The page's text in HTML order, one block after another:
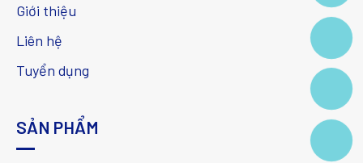
Giới thiệu
Liên hệ
Tuyển dụng
SẢN PHẨM